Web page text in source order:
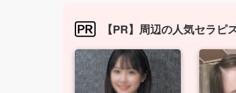
【PR】周辺の人気セラピ